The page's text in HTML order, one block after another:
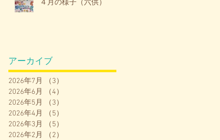
４月の様子（六供）
アーカイブ
2026年7月 （3）
2026年6月
（4）
2026年5月
（3）
2026年4月
（5）
2026年3月
（5）
2026年2月
（2）